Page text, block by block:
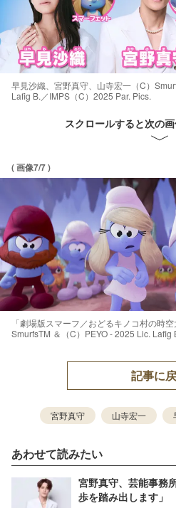
早見沙織、宮野真守、山寺宏一（C）
Lafig B.／IMPS（C）2025 Par. Pics.
スクロールすると次の
( 画像7/7 )
「劇場版スマーフ／おどるキノコ村の時
SmurfsTM ＆（C）PEYO - 2025 Lic. Lafig
記事に
宮野真守 山寺宏一
あわせて読みたい
宮野真守、芸能事務
歩を踏み出します」